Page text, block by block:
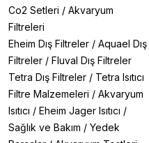
Co2 Setleri / Akvaryum
Filtreleri
Eheim Dış Filtreler / Aquael Dış
Filtreler / Fluval Dış Filtreler
Tetra Dış Filtreler / Tetra Isıtıcı
Filtre Malzemeleri / Akvaryum
Isıtıcı / Eheim Jager Isıtıcı /
Sağlık ve Bakım / Yedek